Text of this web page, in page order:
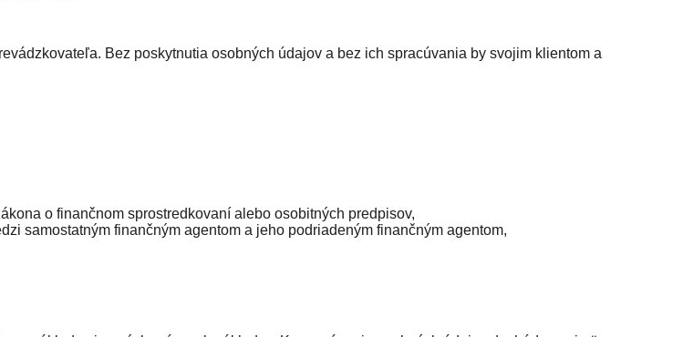
Bez poskytnutia osobných údajov a bez ich spracúvania by svojim klientom a
o finančnom sprostredkovaní alebo osobitných predpisov,
samostatným finančným agentom a jeho podriadeným finančným agentom,